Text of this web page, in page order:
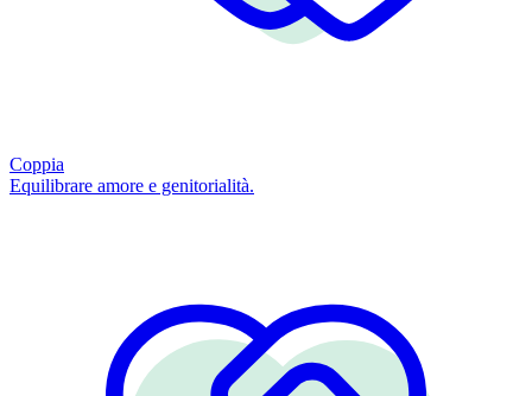
Coppia
Equilibrare amore e genitorialità.